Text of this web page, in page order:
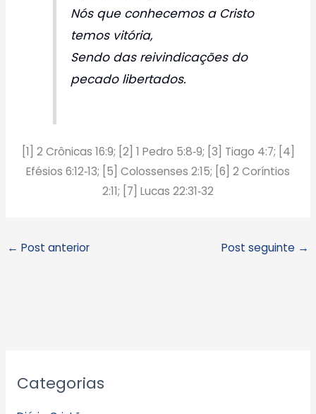
Nós que conhecemos a Cristo
temos vitória,
Sendo das reivindicações do
pecado libertados.
[1] 2 Crônicas 16:9; [2] 1 Pedro 5:8‑9; [3] Tiago 4:7; [4]
Efésios 6:12‑13; [5] Colossenses 2:15; [6] 2 Coríntios
2:11; [7] Lucas 22:31‑32
← Post anterior Post seguinte →
Categorias
r